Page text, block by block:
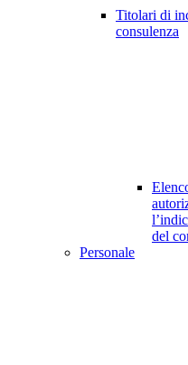
Titolari di
consulenza
del
Personale